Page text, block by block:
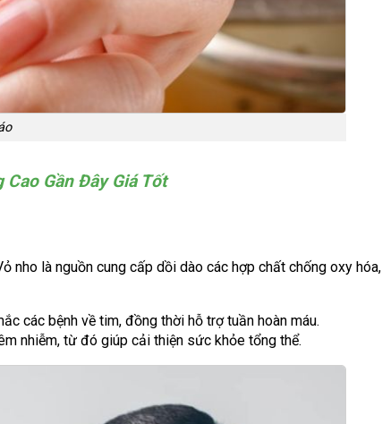
Cao Gần Đây Giá Tốt
nho là nguồn cung cấp dồi dào các hợp chất chống oxy hóa,
các bệnh về tim, đồng thời hỗ trợ tuần hoàn máu.
nhiễm, từ đó giúp cải thiện sức khỏe tổng thể.